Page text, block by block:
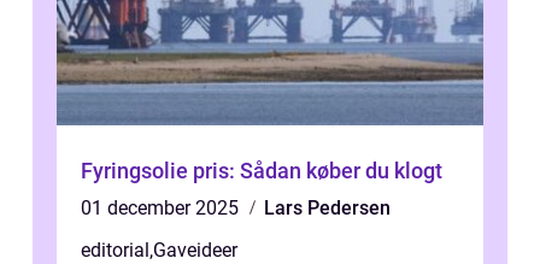
Fyringsolie pris: Sådan køber du klogt
01 december 2025
Lars Pedersen
editorial ,Gaveideer